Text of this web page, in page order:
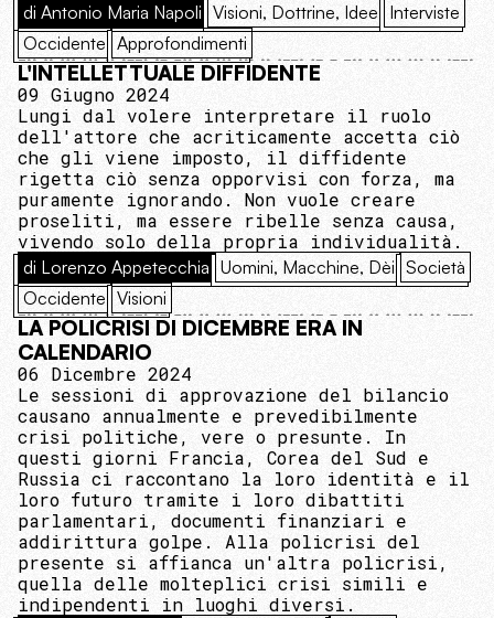
di Antonio Maria Napoli Visioni, Dottrine, Idee Interviste
Occidente Approfondimenti
L'INTELLETTUALE DIFFIDENTE
09 Giugno 2024
Lungi dal volere interpretare il ruolo
dell'attore che acriticamente accetta ciò
che gli viene imposto, il diffidente
rigetta ciò senza opporvisi con forza, ma
puramente ignorando. Non vuole creare
proseliti, ma essere ribelle senza causa,
vivendo solo della propria individualità.
di Lorenzo Appetecchia Uomini, Macchine, Dèi Società
Occidente Visioni
LA POLICRISI DI DICEMBRE ERA IN
CALENDARIO
06 Dicembre 2024
Le sessioni di approvazione del bilancio
causano annualmente e prevedibilmente
crisi politiche, vere o presunte. In
questi giorni Francia, Corea del Sud e
Russia ci raccontano la loro identità e il
loro futuro tramite i loro dibattiti
parlamentari, documenti finanziari e
addirittura golpe. Alla policrisi del
presente si affianca un'altra policrisi,
quella delle molteplici crisi simili e
indipendenti in luoghi diversi.